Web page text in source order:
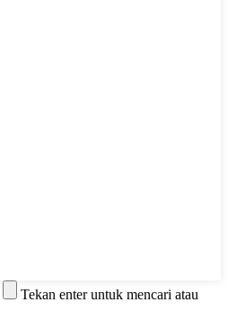
Tekan enter untuk mencari atau